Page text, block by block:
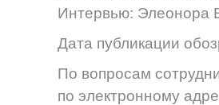
Интервью: Элеонора
Дата публикации
По вопросам
по электронному